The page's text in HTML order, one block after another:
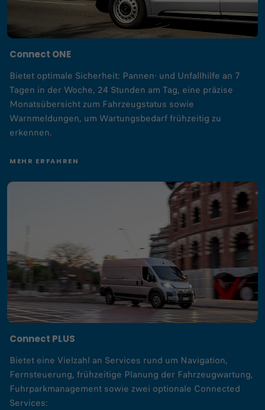
Connect ONE
Bietet optimale Sicherheit: Pannen- und Unfallhilfe an 7
Tagen in der Woche, 24 Stunden am Tag, eine präzise
Monatsübersicht zum Fahrzeugstatus sowie
Warnmeldungen, um Wartungsbedarf frühzeitig zu
erkennen.
MEHR ERFAHREN
Connect PLUS
Bietet eine Vielzahl an Services rund um Navigation,
Fernsteuerung, frühzeitige Planung der Fahrzeugwartung,
Fuhrparkmanagement sowie zwei optionale Connected
Services: